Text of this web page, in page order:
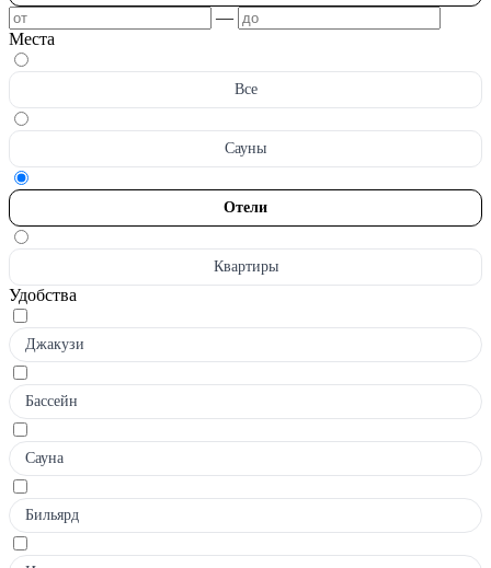
—
Места
Все
Сауны
Отели
Квартиры
Удобства
Джакузи
Бассейн
Сауна
Бильярд